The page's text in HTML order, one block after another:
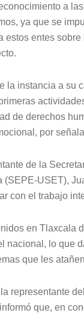
a
ya que se
estos entes
la instancia a su
de derechos
por
de la
(SEPE-USET),
con el trabajo
en Tlaxcala
nacional, lo que
que les
representante
que, en